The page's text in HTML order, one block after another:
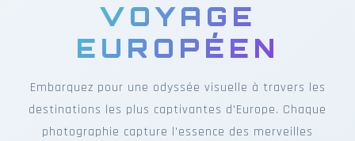
VOYAGE
EUROPÉEN
Embarquez pour une odyssée visuelle à travers les
destinations les plus captivantes d'Europe. Chaque
photographie capture l'essence des merveilles